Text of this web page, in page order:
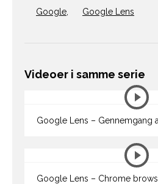
Google Google Lens
Videoer i samme serie
Google Lens – Gennemgang
Google Lens – Chrome